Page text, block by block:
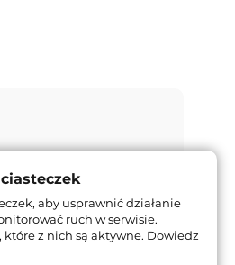
aby usprawnić działanie
ruch w serwisie.
które z nich są aktywne. Dowiedz